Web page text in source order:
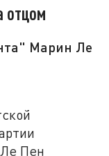
отцом
Марин Ле
Пен